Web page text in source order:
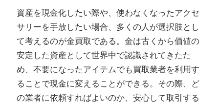
資産を現金化したい際や、使わなくなったアクセ
サリーを手放したい場合、多くの人が選択肢とし
て考えるのが金買取である。 金は古くから価値の
安定した資産として世界中で認識されてきたた
め、不要になったアイテムでも買取業者を利用す
ることで現金に変えることができる。その際、ど
の業者に依頼すればよいのか、安心して取引する